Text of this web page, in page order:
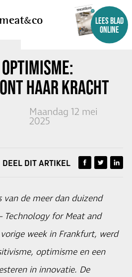
co
LEES BLAD
ONLINE
HAAR KRACHT
Maandag 12 mei
2025
DEEL DIT ARTIKEL
van de meer dan duizend
Technology for Meat and
week in Frankfurt, werd
optimisme en een
in innovatie. De